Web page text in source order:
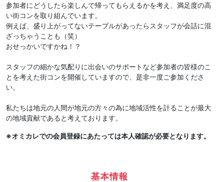
参加者にどうしたら楽しんで帰ってもらえるかを考え、満足度の高
い街コンを取り組んでいます。
例えば、盛り上がってないテーブルがあったらスタッフが会話に混
ざっちゃうことも（笑）
おせっかいですかね！？
スタッフの細かな気配りに出会いのサポートなど参加者の皆様のこ
とを考えた街コンを開催していますので、是非一度ご参加くださ
い。
私たちは地元の人間が地元の方々の為に地域活性を計ることが最大
の地域貢献であると考えております。
※オミカレでの会員登録にあたっては本人確認が必要となります。
基本情報